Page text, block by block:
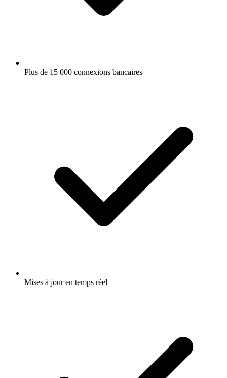
Plus de 15 000 connexions bancaires
Mises à jour en temps réel